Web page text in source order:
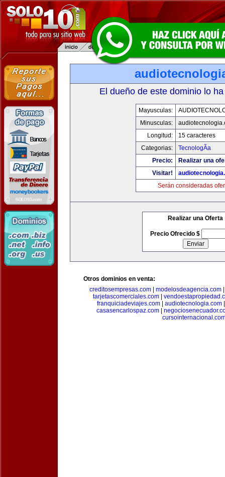
El dueño de este dominio lo
Mayusculas:
Minusculas:
Longitud:
15 caracteres
Categorias:
TecnologÃ­a
Precio:
Realizar una
Visitar!
Serán consideradas
Realizar una Oferta
Precio Ofrecido $
Otros dominios en venta:
creditosempresas.com| modelosdeagencia.com
tarjetascomerciales.com|
franquiciadeviajes.com| audiotecnologia.com
casasencarlospaz.com|